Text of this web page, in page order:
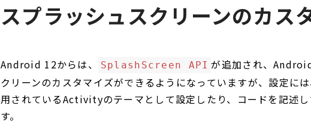
スプラッシュスクリーンのカス
Android 12からは、 SplashScreen API が追加され、
クリーンのカスタマイズができるようになっていますが、設定に
用されているActivityのテーマとして設定したり、コードを記述
す。